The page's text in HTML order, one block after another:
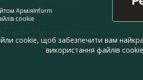
АрміяInform
cookie
cookie, щоб забезпечити вам
використання файлів